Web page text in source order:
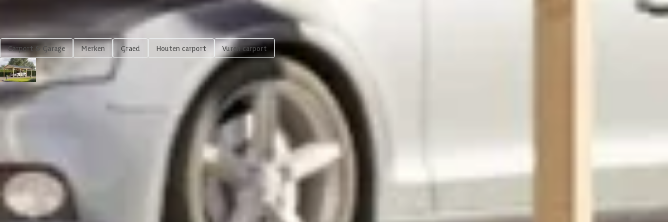
Carport & Garage Merken Graed Houten carport Vuren carport
Graed houten carport Single
3.844,-
Luxe assortiment tegen scherpe prijzen Maatwerk: We maken het betaalbaar.
Stel direct je vraag